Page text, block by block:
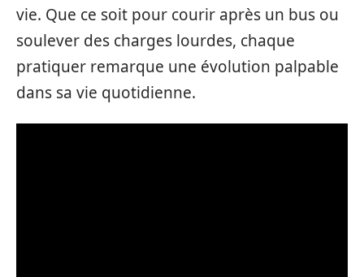
vie. Que ce soit pour courir après un bus ou
soulever des charges lourdes, chaque
pratiquer remarque une évolution palpable
dans sa vie quotidienne.